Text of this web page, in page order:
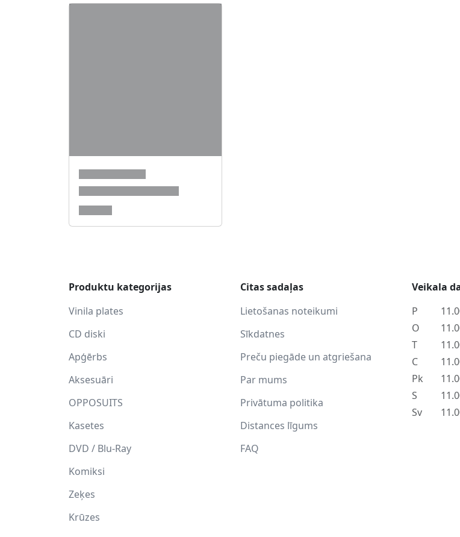
Produktu kategorijas
Vinila plates
CD diski
Apģērbs
Aksesuāri
OPPOSUITS
Kasetes
DVD / Blu-Ray
Komiksi
Zeķes
Krūzes
Citas sadaļas
Lietošanas noteikumi
Sīkdatnes
Preču piegāde un atgriešana
Par mums
Privātuma politika
Distances līgums
FAQ
Veikala
P
O
T
C
Pk
S
Sv